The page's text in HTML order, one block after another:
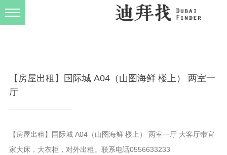
【房屋出租】国际城 A04（山图海鲜 楼上） 两室一
厅
【房屋出租】国际城 A04（山图海鲜 楼上） 两室一厅 大客厅带宜
家大床，大衣柜，对外出租。联系电话0556633233